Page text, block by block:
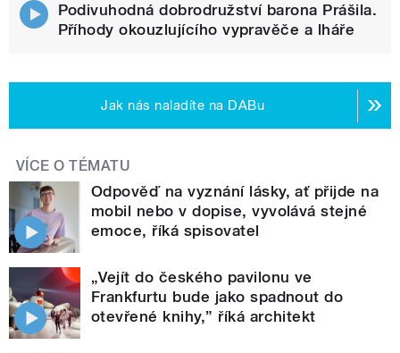
Podivuhodná dobrodružství barona Prášila.
Příhody okouzlujícího vypravěče a lháře
Jak nás naladíte na DABu
VÍCE O TÉMATU
Odpověď na vyznání lásky, ať přijde na
mobil nebo v dopise, vyvolává stejné
emoce, říká spisovatel
„Vejít do českého pavilonu ve
Frankfurtu bude jako spadnout do
otevřené knihy,” říká architekt